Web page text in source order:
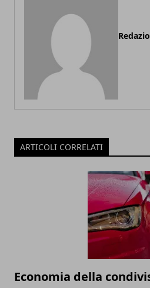
ARTICOLI CORRELATI
Economia della